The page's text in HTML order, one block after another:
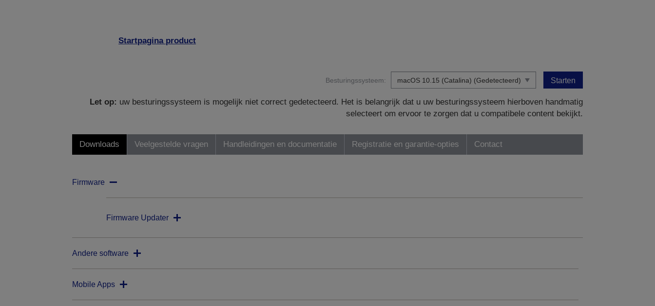
Startpagina product
Besturingssysteem: Starten
Let op: uw besturingssysteem is mogelijk niet correct gedetecteerd. Het is belangrijk dat u uw besturingssysteem hierboven handmatig
selecteert om ervoor te zorgen dat u compatibele content bekijkt.
Downloads Veelgestelde vragen Handleidingen en documentatie Registratie en garantie-opties Contact
Firmware
Firmware Updater
Andere software
Mobile Apps